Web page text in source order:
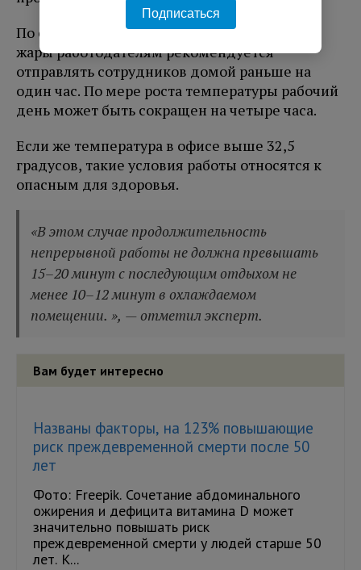
По словам эксперта, уже при 28,5 градусов
жары работодателям рекомендуется
отправлять сотрудников домой раньше на
один час. По мере роста температуры рабочий
день может быть сокращен на четыре часа.
Если же температура в офисе выше 32,5
градусов, такие условия работы относятся к
опасным для здоровья.
«В этом случае продолжительность
непрерывной работы не должна превышать
15–20 минут с последующим отдыхом не
менее 10–12 минут в охлаждаемом
помещении. », — отметил эксперт.
Вам будет интересно
Названы факторы, на 123% повышающие
риск преждевременной смерти после 50
лет
Фото: Freepik. Сочетание абдоминального
ожирения и дефицита витамина D может
значительно повышать риск
преждевременной смерти у людей старше 50
лет. К...
Подписаться